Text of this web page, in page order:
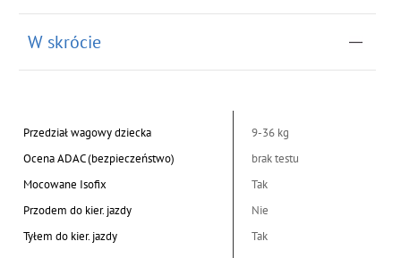
W skrócie
Przedział wagowy dziecka
9-36 kg
Ocena ADAC (bezpieczeństwo)
brak testu
Mocowane Isofix
Tak
Przodem do kier. jazdy
Nie
Tyłem do kier. jazdy
Tak